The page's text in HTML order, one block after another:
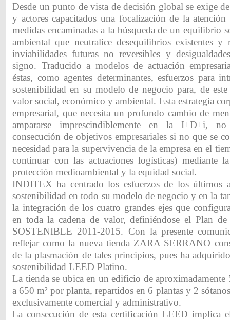
Desde un punto de vista de decisión global se exige
y actores capacitados una focalización de la
medidas encaminadas a la búsqueda de un equilibrio
ambiental que neutralice desequilibrios existentes y
inviabilidades futuras no reversibles y
signo. Traducido a modelos de actuación
éstas, como agentes determinantes, esfuerzos para
sostenibilidad en su modelo de negocio para, de
valor social, económico y ambiental. Esta estrategia
empresarial, que necesita un profundo cambio de
ampararse imprescindiblemente en la I+D+i,
consecución de objetivos empresariales si no que se
necesidad para la supervivencia de la empresa en el
continuar con las actuaciones logísticas) mediante
protección medioambiental y la equidad social.
INDITEX ha centrado los esfuerzos de los últimos
sostenibilidad en todo su modelo de negocio y en la
la integración de los cuatro grandes ejes que
en toda la cadena de valor, definiéndose el Plan
SOSTENIBLE 2011-2015. Con la presente
reflejar como la nueva tienda ZARA SERRANO
de la plasmación de tales principios, pues ha
sostenibilidad LEED Platino.
La tienda se ubica en un edificio de aproximadamente
a 650 m² por planta, repartidos en 6 plantas y 2
exclusivamente comercial y administrativo.
La consecución de esta certificación LEED implica